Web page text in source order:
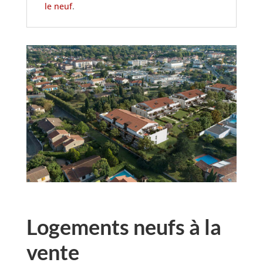
le neuf.
Logements neufs à la
vente